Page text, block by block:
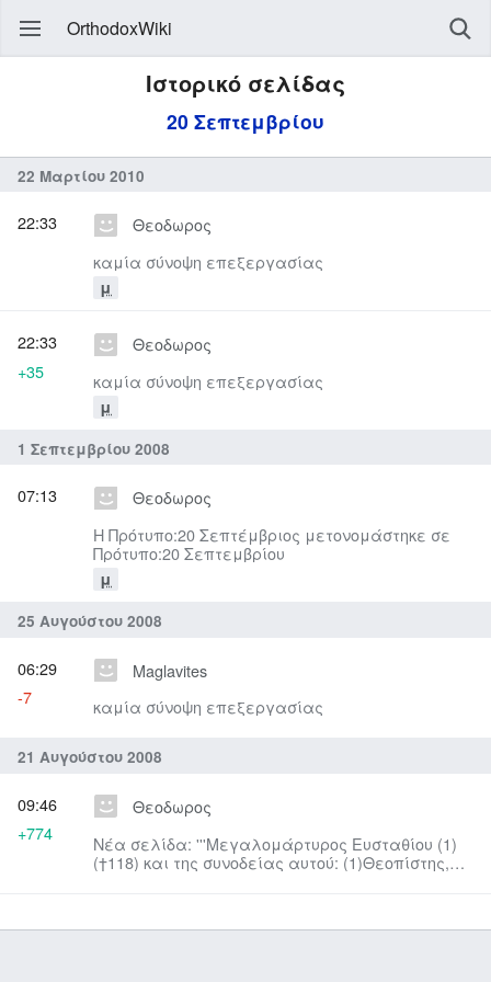
OrthodoxWiki
Ιστορικό σελίδας
20 Σεπτεμβρίου
22 Μαρτίου 2010
Θεοδωρος
καμία σύνοψη επεξεργασίας
μ
22:33
Θεοδωρος
καμία σύνοψη επεξεργασίας
μ
22:33
+35
1 Σεπτεμβρίου 2008
Θεοδωρος
Η Πρότυπο:20 Σεπτέμβριος μετονομάστηκε σε
Πρότυπο:20 Σεπτεμβρίου
μ
07:13
25 Αυγούστου 2008
Maglavites
καμία σύνοψη επεξεργασίας
06:29
-7
21 Αυγούστου 2008
Θεοδωρος
Νέα σελίδα: '''Μεγαλομάρτυρος Ευσταθίου (1)
(†118) και της συνοδείας αυτού: (1)Θεοπίστης,
09:46
+774